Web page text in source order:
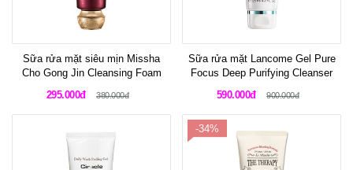
Sữa rửa mặt siêu mịn Missha
Cho Gong Jin Cleansing Foam
295.000đ
380.000đ
Sữa rửa mặt Lancome Gel Pure
Focus Deep Purifying Cleanser
590.000đ
900.000đ
-34%